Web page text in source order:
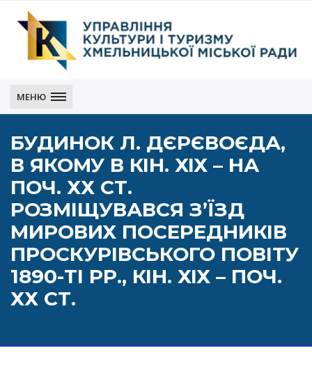
культури
і
Хмельницької
міської
ради
МЕНЮ
БУДИНОК Л. ДЄРЄВОЄДА,
В ЯКОМУ В КІН. ХІХ – НА
ПОЧ. ХХ СТ.
РОЗМІЩУВАВСЯ З’ЇЗД
МИРОВИХ ПОСЕРЕДНИКІВ
ПРОСКУРІВСЬКОГО ПОВІТУ
1890-ТІ РР., КІН. ХІХ – ПОЧ.
ХХ СТ.